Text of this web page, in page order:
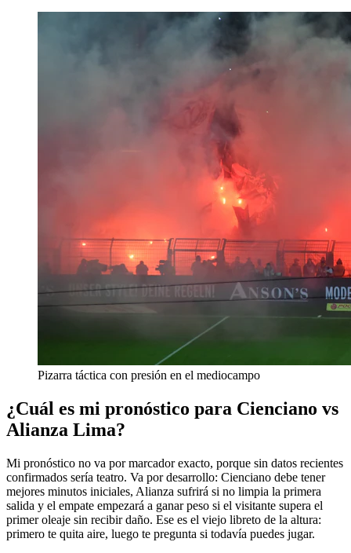
Pizarra táctica con presión en el mediocampo
¿Cuál es mi pronóstico para Cienciano vs
Alianza Lima?
Mi pronóstico no va por marcador exacto, porque sin datos recientes
confirmados sería teatro. Va por desarrollo: Cienciano debe tener
mejores minutos iniciales, Alianza sufrirá si no limpia la primera
salida y el empate empezará a ganar peso si el visitante supera el
primer oleaje sin recibir daño. Ese es el viejo libreto de la altura:
primero te quita aire, luego te pregunta si todavía puedes jugar.